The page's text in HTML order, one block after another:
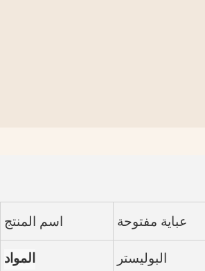
اسم المنتج
عباية مفتوحة
المواد
البوليستر